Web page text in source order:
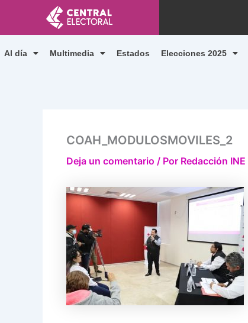
contenido
Al día Multimedia Estados Elecciones 2025
COAH_MODULOSMOVILES_2
Deja un comentario / Por Redacción INE